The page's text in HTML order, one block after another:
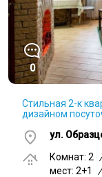
0
Стильная 2-к
дизайном
ул.
Комнат: 2
мест: 2+1
/